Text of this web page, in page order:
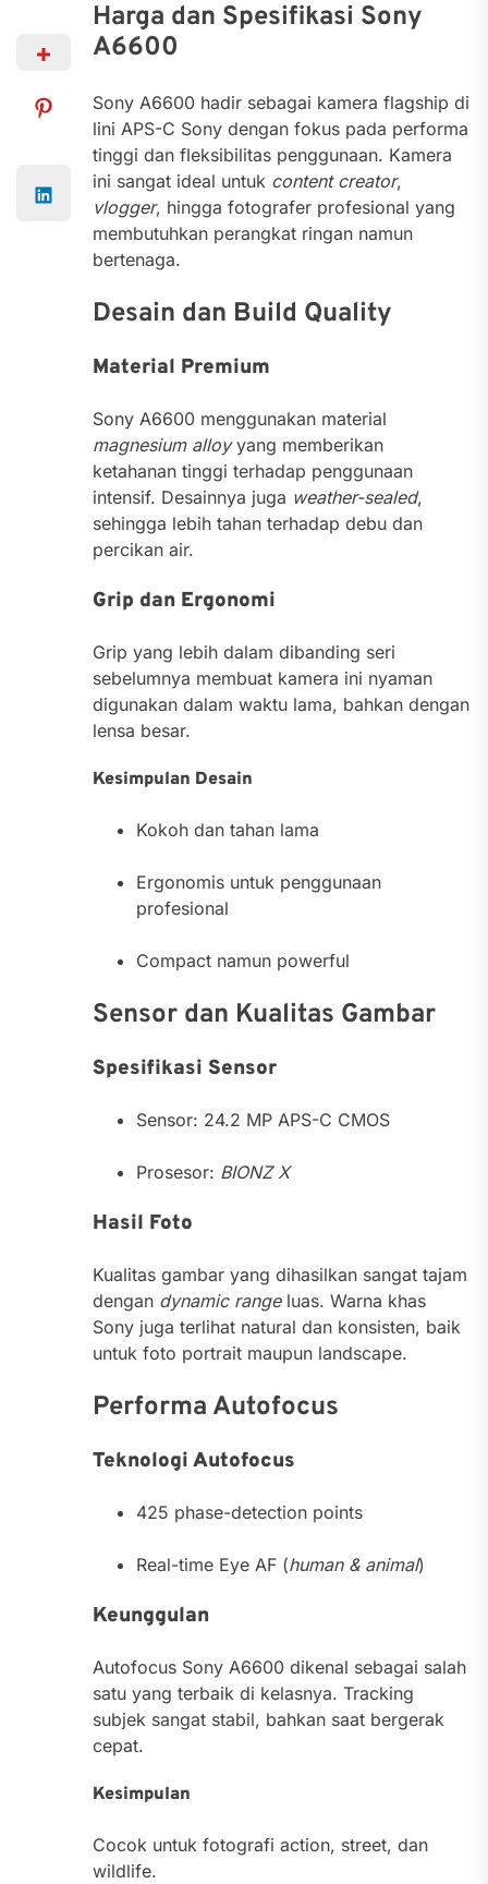
Harga dan Spesifikasi Sony
A6600
Sony A6600 hadir sebagai kamera flagship di
lini APS-C Sony dengan fokus pada performa
tinggi dan fleksibilitas penggunaan. Kamera
ini sangat ideal untuk content creator,
vlogger, hingga fotografer profesional yang
membutuhkan perangkat ringan namun
bertenaga.
Desain dan Build Quality
Material Premium
Sony A6600 menggunakan material
magnesium alloyyang memberikan
ketahanan tinggi terhadap penggunaan
intensif. Desainnya juga weather-sealed,
sehingga lebih tahan terhadap debu dan
percikan air.
Grip dan Ergonomi
Grip yang lebih dalam dibanding seri
sebelumnya membuat kamera ini nyaman
digunakan dalam waktu lama, bahkan dengan
lensa besar.
Kesimpulan Desain
Kokoh dan tahan lama
Ergonomis untuk penggunaan
profesional
Compact namun powerful
Sensor dan Kualitas Gambar
Spesifikasi Sensor
Sensor: 24.2 MP APS-C CMOS
Prosesor: BIONZ X
Hasil Foto
Kualitas gambar yang dihasilkan sangat tajam
dengan dynamic rangeluas. Warna khas
Sony juga terlihat natural dan konsisten, baik
untuk foto portrait maupun landscape.
Performa Autofocus
Teknologi Autofocus
425 phase-detection points
Real-time Eye AF (human & animal)
Keunggulan
Autofocus Sony A6600 dikenal sebagai salah
satu yang terbaik di kelasnya. Tracking
subjek sangat stabil, bahkan saat bergerak
cepat.
Kesimpulan
Cocok untuk fotografi action, street, dan
wildlife.